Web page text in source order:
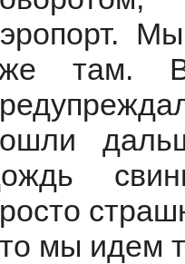
там.
мы идем